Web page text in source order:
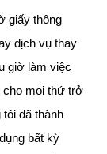
giấy thông
dịch vụ thay
giờ làm việc
cho mọi thứ trở
tôi đã thành
bất kỳ